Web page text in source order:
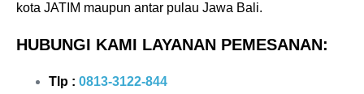
kota JATIM maupun antar pulau Jawa Bali.
HUBUNGI KAMI LAYANAN PEMESANAN:
Tlp : 0813-3122-844